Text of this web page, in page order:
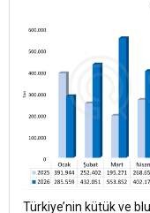
Türkiye’nin kütük ve